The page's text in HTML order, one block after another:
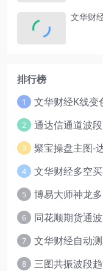
文华财
排行榜
1
2 通达信通道波
3 聚宝操盘主图-
4 文华财经多空
5 博易大师神龙
6 同花顺期货通
7
8